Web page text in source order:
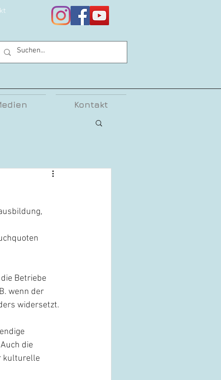
Kontakt
Betriebe
wenn der
widersetzt.
die
kulturelle